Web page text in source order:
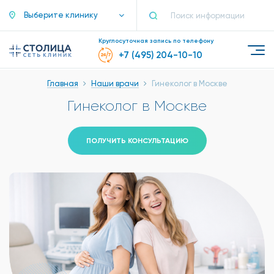
Выберите клинику
Круглосуточная запись по телефону
+7 (495) 204-10-10
Главная Наши врачи Гинеколог в Москве
Гинеколог в Москве
ПОЛУЧИТЬ КОНСУЛЬТАЦИЮ